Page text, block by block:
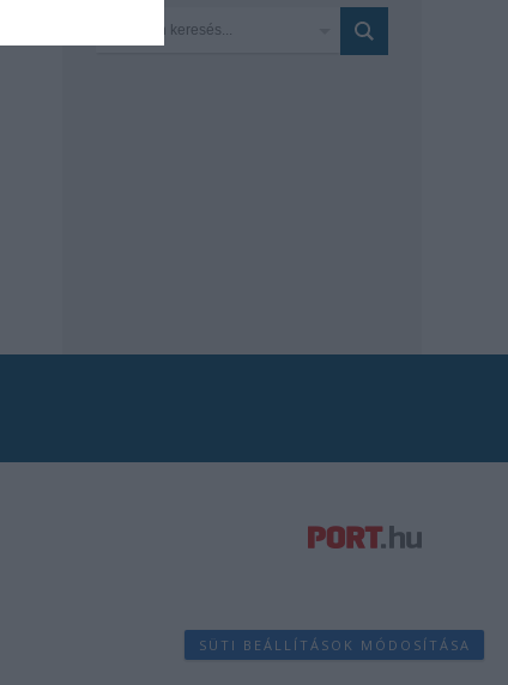
SÜTI BEÁLLÍTÁSOK MÓDOSÍTÁSA